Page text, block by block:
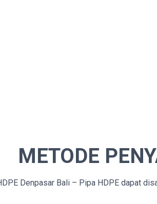
METODE
Denpasar Bali – Pipa HDPE dapat